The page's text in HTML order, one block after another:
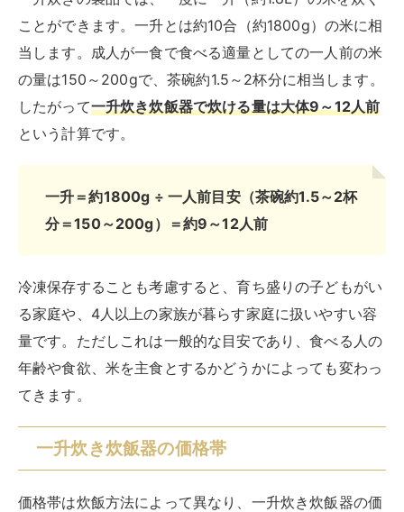
ことができます。一升とは約10合（約1800g）の米に相
当します。成人が一食で食べる適量としての一人前の米
の量は150～200gで、茶碗約1.5～2杯分に相当します。
したがって一升炊き炊飯器で炊ける量は大体9～12人前
という計算です。
一升＝約1800g ÷ 一人前目安（茶碗約1.5～2杯
分＝150～200g）＝約9～12人前
冷凍保存することも考慮すると、育ち盛りの子どもがい
る家庭や、4人以上の家族が暮らす家庭に扱いやすい容
量です。ただしこれは一般的な目安であり、食べる人の
年齢や食欲、米を主食とするかどうかによっても変わっ
てきます。
一升炊き炊飯器の価格帯
価格帯は炊飯方法によって異なり、一升炊き炊飯器の価